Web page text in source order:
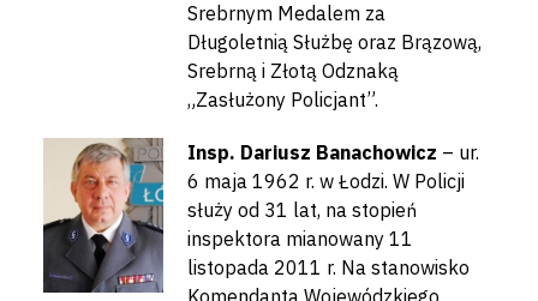
Srebrnym Medalem za
Długoletnią Służbę oraz Brązową,
Srebrną i Złotą Odznaką
„Zasłużony Policjant”.
Insp. Dariusz Banachowicz – ur.
6 maja 1962 r. w Łodzi. W Policji
służy od 31 lat, na stopień
inspektora mianowany 11
listopada 2011 r. Na stanowisko